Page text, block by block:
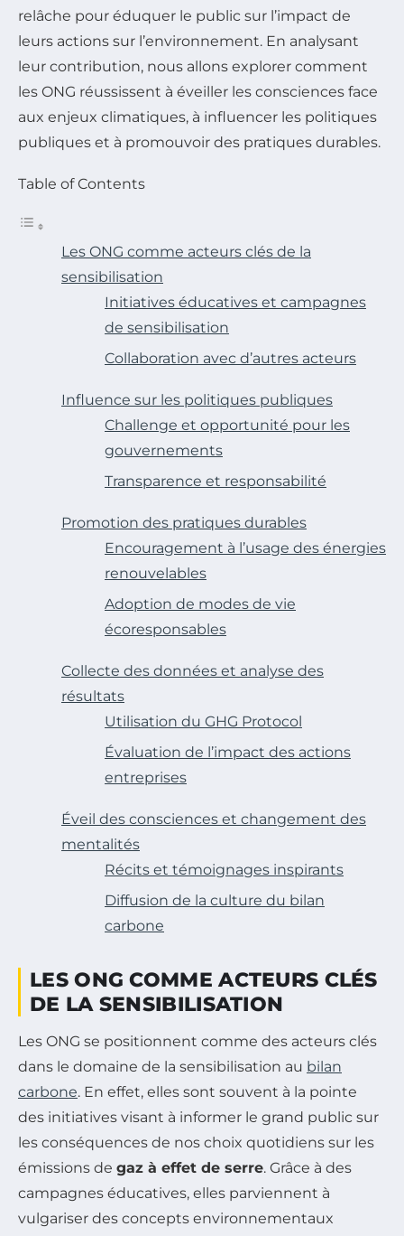
relâche pour éduquer le public sur l’impact de
leurs actions sur l’environnement. En analysant
leur contribution, nous allons explorer comment
les ONG réussissent à éveiller les consciences face
aux enjeux climatiques, à influencer les politiques
publiques et à promouvoir des pratiques durables.
Table of Contents
Les ONG comme acteurs clés de la
sensibilisation
Initiatives éducatives et campagnes
de sensibilisation
Collaboration avec d’autres acteurs
Influence sur les politiques publiques
Challenge et opportunité pour les
gouvernements
Transparence et responsabilité
Promotion des pratiques durables
Encouragement à l’usage des énergies
renouvelables
Adoption de modes de vie
écoresponsables
Collecte des données et analyse des
résultats
Utilisation du GHG Protocol
Évaluation de l’impact des actions
entreprises
Éveil des consciences et changement des
mentalités
Récits et témoignages inspirants
Diffusion de la culture du bilan
carbone
LES ONG COMME ACTEURS CLÉS
DE LA SENSIBILISATION
Les ONG se positionnent comme des acteurs clés
dans le domaine de la sensibilisation au bilan
carbone. En effet, elles sont souvent à la pointe
des initiatives visant à informer le grand public sur
les conséquences de nos choix quotidiens sur les
émissions de gaz à effet de serre. Grâce à des
campagnes éducatives, elles parviennent à
vulgariser des concepts environnementaux